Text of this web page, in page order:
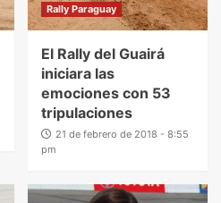
Rally Paraguay
El Rally del Guairá
iniciara las
emociones con 53
tripulaciones
21 de febrero de 2018 - 8:55
pm